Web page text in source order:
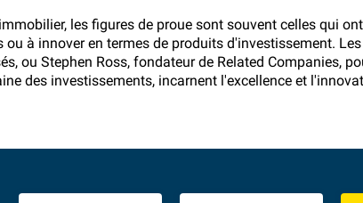
les figures de proue sont souvent celles qui
à innover en termes de produits d'investissement.
ou Stephen Ross, fondateur de Related Companies,
des investissements, incarnent l'excellence et